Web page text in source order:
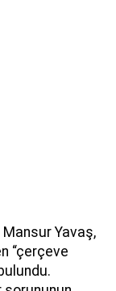
Yavaş,
“çerçeve